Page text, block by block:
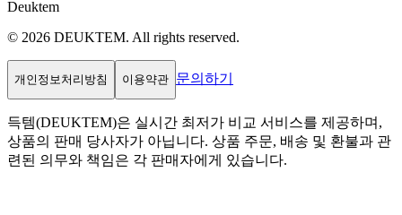
Deuktem
© 2026 DEUKTEM. All rights reserved.
개인정보처리방침 이용약관 문의하기
득템(DEUKTEM)은 실시간 최저가 비교 서비스를 제공하며,
상품의 판매 당사자가 아닙니다. 상품 주문, 배송 및 환불과 관
련된 의무와 책임은 각 판매자에게 있습니다.